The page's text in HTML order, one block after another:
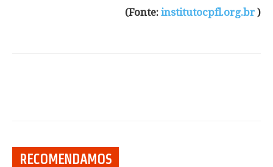
(Fonte: institutocpfl.org.br )
RECOMENDAMOS